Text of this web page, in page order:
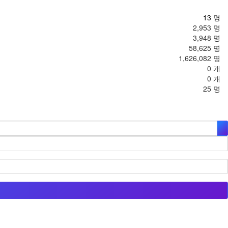
13 명
2,953 명
3,948 명
58,625 명
1,626,082 명
0 개
0 개
25 명